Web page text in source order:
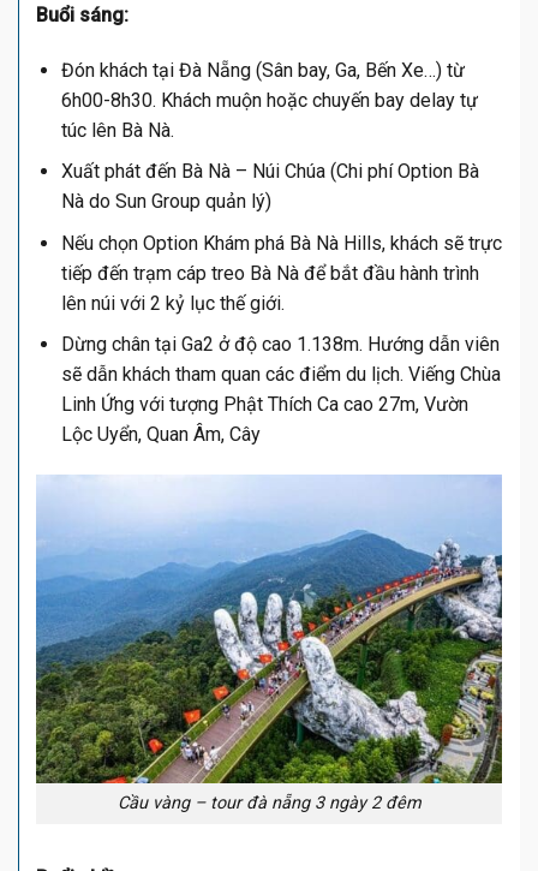
Buổi sáng:
Đón khách tại Đà Nẵng (Sân bay, Ga, Bến Xe…) từ
6h00-8h30. Khách muộn hoặc chuyến bay delay tự
túc lên Bà Nà.
Xuất phát đến Bà Nà – Núi Chúa (Chi phí Option Bà
Nà do Sun Group quản lý)
Nếu chọn Option Khám phá Bà Nà Hills, khách sẽ trực
tiếp đến trạm cáp treo Bà Nà để bắt đầu hành trình
lên núi với 2 kỷ lục thế giới.
Dừng chân tại Ga2 ở độ cao 1.138m. Hướng dẫn viên
sẽ dẫn khách tham quan các điểm du lịch. Viếng Chùa
Linh Ứng với tượng Phật Thích Ca cao 27m, Vườn
Lộc Uyển, Quan Âm, Cây
Cầu vàng – tour đà nẵng 3 ngày 2 đêm